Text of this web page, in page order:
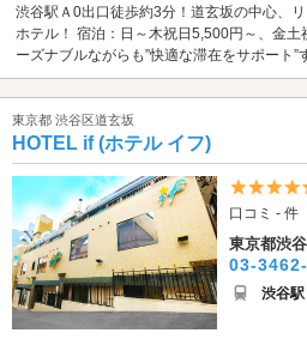
渋谷駅Ａ0出口徒歩約3分！道玄坂の中心、
ホテル！ 宿泊：日～木祝日5,500円～、金土
ーズナブルながらも”快適な滞在をサポート
東京都 渋谷区道玄坂
HOTEL if (ホテル イフ)
口コミ - 件
東京都渋
03-
渋谷